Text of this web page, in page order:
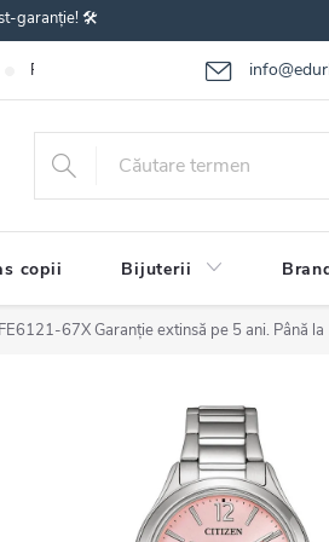
garanție! 🛠️
Reclamațiile bunurilor Întrebări
copii Bijuterii
67XGaranție extinsă pe 5 ani. Până